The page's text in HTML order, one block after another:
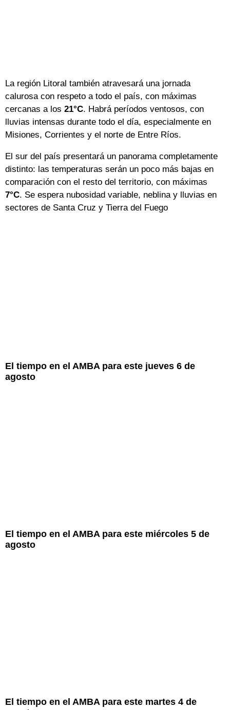
La región Litoral también atravesará una jornada
calurosa con respeto a todo el país, con máximas
cercanas a los 21°C. Habrá períodos ventosos, con
lluvias intensas durante todo el día, especialmente en
Misiones, Corrientes y el norte de Entre Ríos.
El sur del país presentará un panorama completamente
distinto: las temperaturas serán un poco más bajas en
comparación con el resto del territorio, con máximas
7°C. Se espera nubosidad variable, neblina y lluvias en
sectores de Santa Cruz y Tierra del Fuego
El tiempo en el AMBA para este jueves 6 de
agosto
El tiempo en el AMBA para este miércoles 5 de
agosto
El tiempo en el AMBA para este martes 4 de